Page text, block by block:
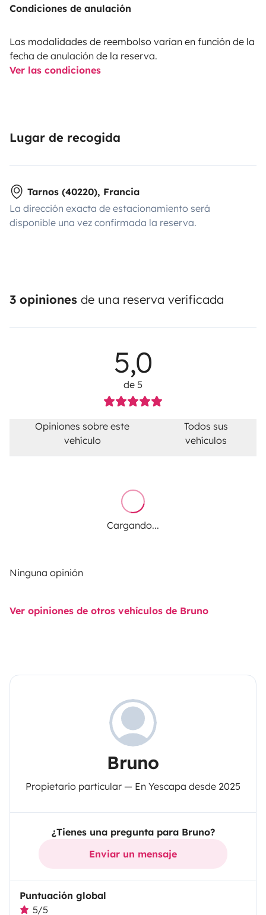
Condiciones de anulación
Las modalidades de reembolso varían en función de la
fecha de anulación de la reserva.
Ver las condiciones
Lugar de recogida
Tarnos (40220), Francia
La dirección exacta de estacionamiento será
disponible una vez confirmada la reserva.
3 opiniones de una reserva verificada
5,0
de 5
Opiniones sobre este
vehículo
Todos sus
vehículos
Cargando...
Ninguna opinión
Ver opiniones de otros vehículos de Bruno
Bruno
Propietario particular — En Yescapa desde 2025
¿Tienes una pregunta para Bruno?
Enviar un mensaje
Puntuación global
5/5